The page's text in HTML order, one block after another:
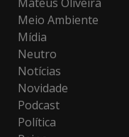
Meio Ambiente
Mídia
Neutro
Notícias
Novidade
Podcast
Política